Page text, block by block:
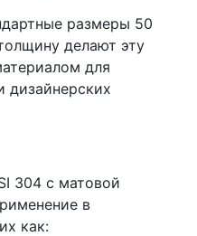
размеры 50
делают эту
для
дизайнерских
304 с матовой
в
как: